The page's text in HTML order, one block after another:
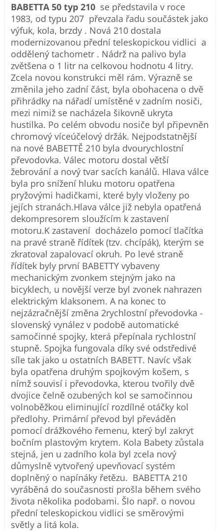
BABETTA 50 typ 210 se představila v roce
1983, od typu 207 převzala řadu součástek jako
výfuk, kola, brzdy . Nová 210 dostala
modernizovanou přední teleskopickou vidlici a
oddělený tachometr . Nádrž na palivo byla
zvětšena o 1 litr na celkovou hodnotu 4 litry.
Zcela novou konstrukci měl rám. Výrazně se
změnila jeho zadní část, byla obohacena o dvě
přihrádky na nářadí umístěné v zadním nosiči,
mezi nimiž se nacházela šikovně ukryta
hustilka. Po celém obvodu nosiče byl připevněn
chromový víceúčelový držák. Nejpodstatnější
na nové BABETTĚ 210 byla dvourychlostní
převodovka. Válec motoru dostal větší
žebrování a nový tvar sacích kanálů. Hlava válce
byla pro snížení hluku motoru opatřena
pryžovými hadičkami, které byly vloženy po
jejích stranách.Hlava válce již nebyla opatřená
dekompresorem sloužícím k zastavení
motoru.K zastavení docházelo pomocí tlačítka
na pravé straně řídítek (tzv. chcípák), kterým se
zkratoval zapalovací okruh. Po levé straně
řídítek byly první BABETTY vybaveny
mechanickým zvonkem stejným jako na
bicyklech, u novější verze byl zvonek nahrazen
elektrickým klaksonem. A na konec to
nejzázračnější změna 2rychlostní převodovka -
slovenský vynález v podobě automatické
samočinné spojky, která přepínala rychlostní
stupně. Spojka fungovala díky své odstředivé
síle tak jako u ostatních BABETT. Navíc však
byla opatřena druhým spojkovým košem, s
nímž souvisí i převodovka, kterou tvořily dvě
dvojice čelně ozubených kol se samočinnou
volnoběžkou eliminující rozdílné otáčky kol
předlohy. Primární převod byl převáděn
pomocí drážkového řemenu, který byl zakryt
bočním plastovým krytem. Kola Babety zůstala
stejná, jen u zadního kola byl zcela nový
důmyslně vytvořený upevňovací systém
doplněný o napínáky řetězu. BABETTA 210
vyráběná do současnosti prošla během svého
života několika podobami. Šlo např. o novou
přední teleskopickou vidlici se směrovými
světly a litá kola.